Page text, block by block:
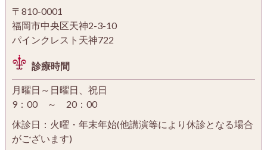
〒810-0001
福岡市中央区天神2-3-10
パインクレスト天神722
診療時間
月曜日～日曜日、祝日
9：00 ～ 20：00
休診日：火曜・年末年始(他講演等により休診となる場合
がございます)